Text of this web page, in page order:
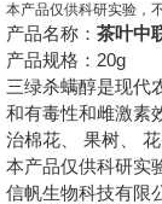
本产品仅供科研实验，
产品名称： 茶叶中
产品规格：20g
三绿杀螨醇是现代
和有毒性和雌激素
治棉花、 果树、
本产品仅供科研实
信帆生物科技有限